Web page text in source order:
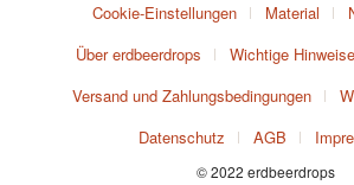
Cookie-Einstellungen Material
Über erdbeerdrops
Wichtige Hinweise
Versand und Zahlungsbedingungen
Datenschutz
AGB
© 2022 erdbeerdrops